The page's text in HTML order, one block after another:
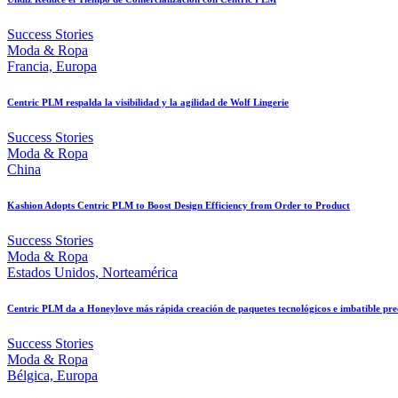
Success Stories
Moda & Ropa
Francia, Europa
Centric PLM respalda la visibilidad y la agilidad de Wolf Lingerie
Success Stories
Moda & Ropa
China
Kashion Adopts Centric PLM to Boost Design Efficiency from Order to Product
Success Stories
Moda & Ropa
Estados Unidos, Norteamérica
Centric PLM da a Honeylove más rápida creación de paquetes tecnológicos e imbatible
Success Stories
Moda & Ropa
Bélgica, Europa